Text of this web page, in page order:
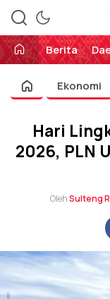
Berita
Ekonomi
Hari
2026, PLN
OlehSulteng